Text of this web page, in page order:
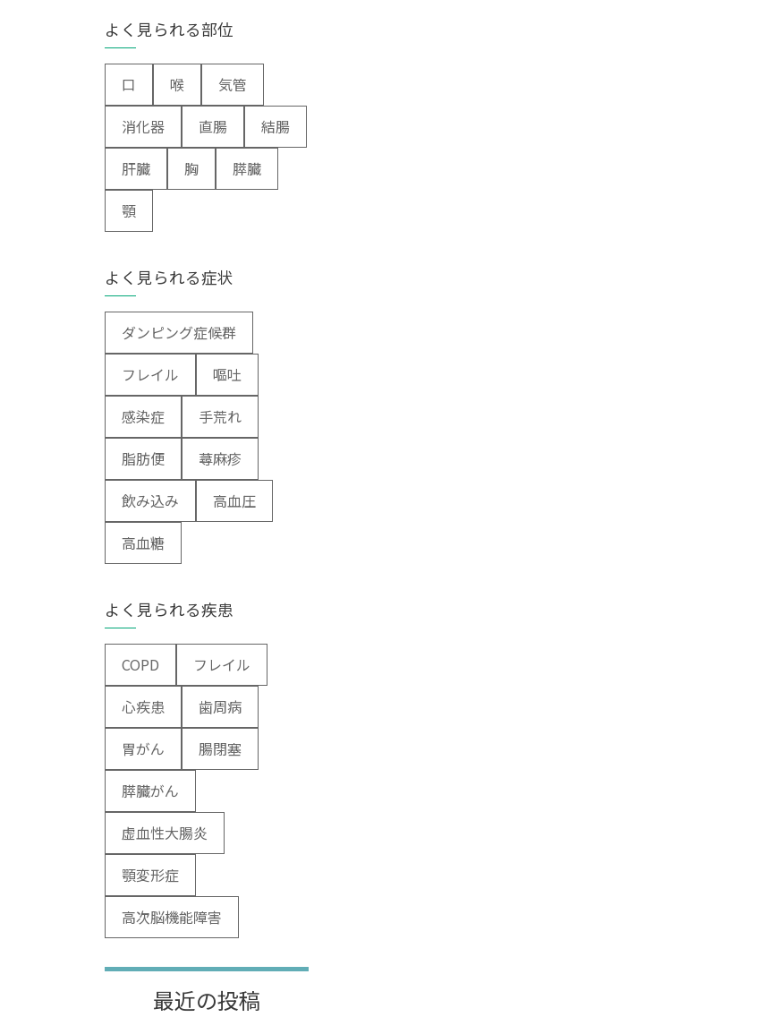
よく見られる部位
口 喉
気管
消化器
直腸
結腸
肝臓
胸
膵臓
顎
よく見られる症状
ダンピング症候群
フレイル
嘔吐
感染症
手荒れ
脂肪便
蕁麻疹
飲み込み
高血圧
高血糖
よく見られる疾患
COPD
フレイル
心疾患
歯周病
胃がん
腸閉塞
膵臓がん
虚血性大腸炎
顎変形症
高次脳機能障害
最近の投稿